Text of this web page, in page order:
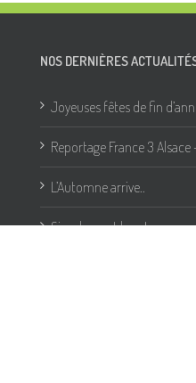
NOS DERNIÈRES
Joyeuses fêtes de fin
Reportage France 3 Alsace
L’Automne arrive..
Simplement bon !